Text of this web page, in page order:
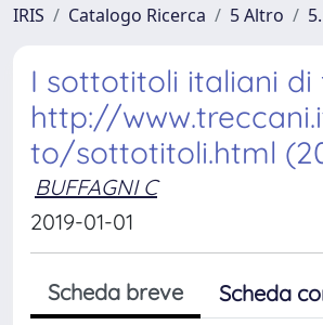
IRIS Catalogo Ricerca 5 Altro
I sottotitoli italiani di
http://
to/sottotitoli.html
BUFFAGNI C
2019-01-01
Scheda breve Scheda